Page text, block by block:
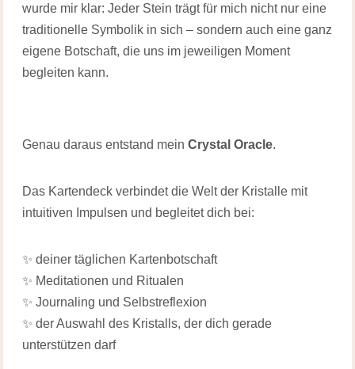
wurde mir klar: Jeder Stein trägt für mich nicht nur eine
traditionelle Symbolik in sich – sondern auch eine ganz
eigene Botschaft, die uns im jeweiligen Moment
begleiten kann.
Genau daraus entstand mein Crystal Oracle.
Das Kartendeck verbindet die Welt der Kristalle mit
intuitiven Impulsen und begleitet dich bei:
✨ deiner täglichen Kartenbotschaft
✨ Meditationen und Ritualen
✨ Journaling und Selbstreflexion
✨ der Auswahl des Kristalls, der dich gerade
unterstützen darf